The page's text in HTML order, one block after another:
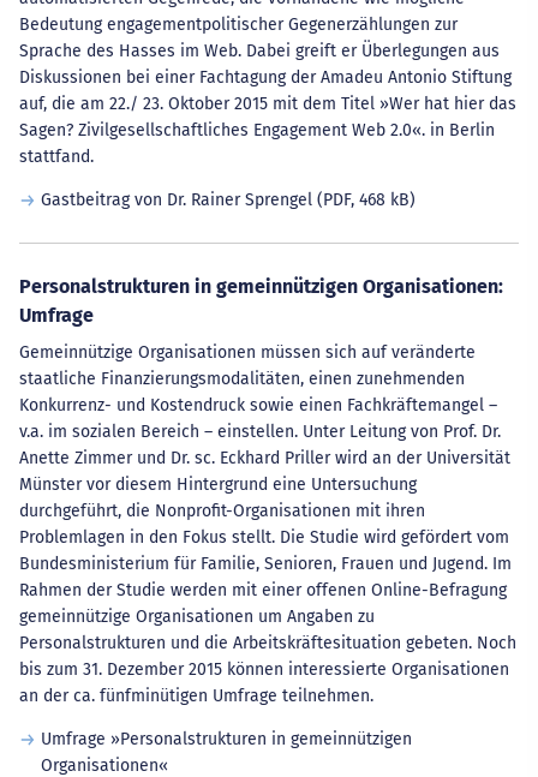
Bedeutung engagementpolitischer Gegenerzählungen zur
Sprache des Hasses im Web. Dabei greift er Überlegungen aus
Diskussionen bei einer Fachtagung der Amadeu Antonio Stiftung
auf, die am 22./ 23. Oktober 2015 mit dem Titel »Wer hat hier das
Sagen? Zivilgesellschaftliches Engagement Web 2.0«. in Berlin
stattfand.
Gastbeitrag von Dr. Rainer Sprengel(PDF, 468 kB)
Personalstrukturen in gemeinnützigen Organisationen:
Umfrage
Gemeinnützige Organisationen müssen sich auf veränderte
staatliche Finanzierungsmodalitäten, einen zunehmenden
Konkurrenz- und Kostendruck sowie einen Fachkräftemangel –
v.a. im sozialen Bereich – einstellen. Unter Leitung von Prof. Dr.
Anette Zimmer und Dr. sc. Eckhard Priller wird an der Universität
Münster vor diesem Hintergrund eine Untersuchung
durchgeführt, die Nonprofit-Organisationen mit ihren
Problemlagen in den Fokus stellt. Die Studie wird gefördert vom
Bundesministerium für Familie, Senioren, Frauen und Jugend. Im
Rahmen der Studie werden mit einer offenen Online-Befragung
gemeinnützige Organisationen um Angaben zu
Personalstrukturen und die Arbeitskräftesituation gebeten. Noch
bis zum 31. Dezember 2015 können interessierte Organisationen
an der ca. fünfminütigen Umfrage teilnehmen.
Umfrage »Personalstrukturen in gemeinnützigen
Organisationen«